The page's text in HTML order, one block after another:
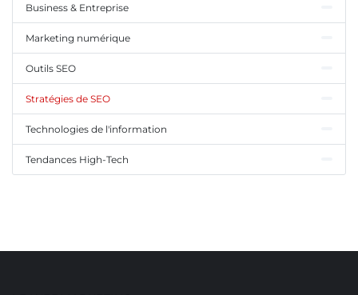
Business & Entreprise
Marketing numérique
Outils SEO
Stratégies de SEO
Technologies de l'information
Tendances High-Tech